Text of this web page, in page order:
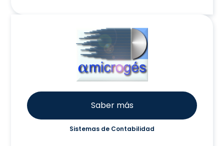
Saber más
Sistemas de Contabilidad